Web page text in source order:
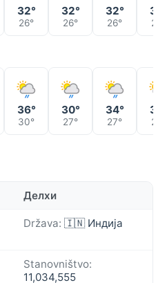
32°
26°
32°
26°
32°
26° 25°
36°
30°
30°
27°
34°
27° 28°
Делхи
Država: 🇮🇳 Индија
Stanovništvo:
11,034,555